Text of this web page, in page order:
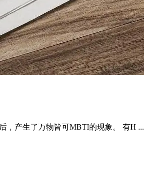
，产生了万物皆可MBTI的现象。 有H ...